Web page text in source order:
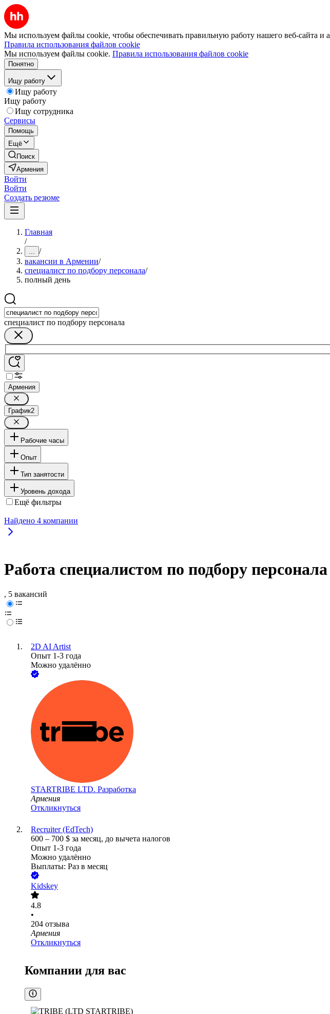
Мы используем файлы cookie, чтобы обеспечивать правильную работу нашего веб-сайта и
Правила использования файлов cookie
Мы используем файлы cookie. Правила использования файлов cookie
Понятно
Ищу работу
Ищу работу
Ищу работу
Ищу сотрудника
Сервисы
Помощь
Ещё
Поиск
Армения
Войти
Войти
Создать резюме
Главная
/
... /
вакансии в Армении/
специалист по подбору персонала/
полный день
специалист по подбору персонала
Армения
График2
Рабочие часы
Опыт
Тип занятости
Уровень дохода
Ещё фильтры
Найдено 4 компании
Работа специалистом по подбору
, 5 вакансий
2D AI Artist
Опыт 1-3 года
Можно удалённо
STARTRIBE LTD. Разработка
Армения
Откликнуться
Recruiter (EdTech)
600 – 700 $ за месяц, до вычета налогов
Опыт 1-3 года
Можно удалённо
Выплаты: Раз в месяц
Kidskey
4.8
•
204 отзыва
Армения
Откликнуться
Компании для вас